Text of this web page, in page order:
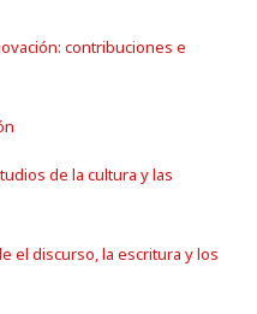
contribuciones e
de la cultura y las
el discurso, la escritura y los